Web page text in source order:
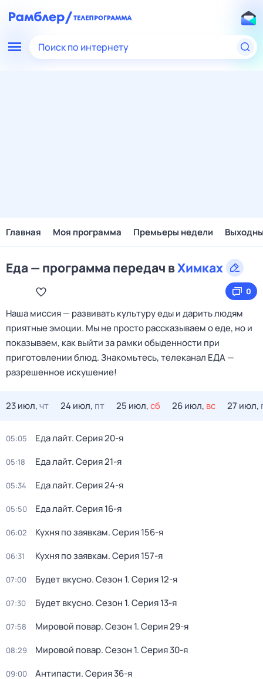
Поиск по интернету
Главная Моя программа Премьеры недели
Еда — программа передач вХимках
0
Наша миссия — развивать культуру еды и дарить людям
приятные эмоции. Мы не просто рассказываем о еде, но и
показываем, как выйти за рамки обыденности при
приготовлении блюд. Знакомьтесь, телеканал ЕДА —
разрешенное искушение!
23 июл,чт 24 июл, пт 25 июл,сб 26 июл, вс 27 июл,
05:05 Еда лайт. Серия 20-я
05:18 Еда лайт. Серия 21-я
05:34 Еда лайт. Серия 24-я
05:50 Еда лайт. Серия 16-я
06:02 Кухня по заявкам. Серия 156-я
06:31 Кухня по заявкам. Серия 157-я
07:00 Будет вкусно. Сезон 1. Серия 12-я
07:30 Будет вкусно. Сезон 1. Серия 13-я
07:58 Мировой повар. Сезон 1. Серия 29-я
08:29 Мировой повар. Сезон 1. Серия 30-я
09:00 Антипасти. Серия 36-я